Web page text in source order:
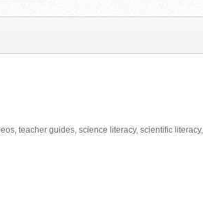
teacher guides, science literacy, scientific